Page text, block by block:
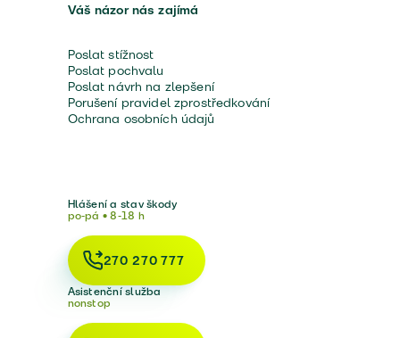
Váš názor nás zajímá
Poslat stížnost
Poslat pochvalu
Poslat návrh na zlepšení
Porušení pravidel zprostředkování
Ochrana osobních údajů
Hlášení a stav škody
po-pá • 8-18 h
270 270 777
Asistenční služba
nonstop